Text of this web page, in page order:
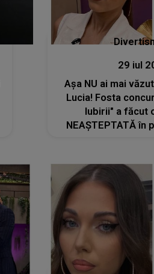
29 iul
Așa NU ai mai
Lucia! Fosta
Iubirii" a făcut
NEAȘTEPTATĂ în
ultima apariție: